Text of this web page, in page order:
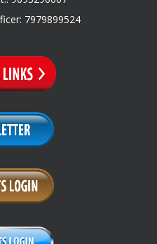
7979899524